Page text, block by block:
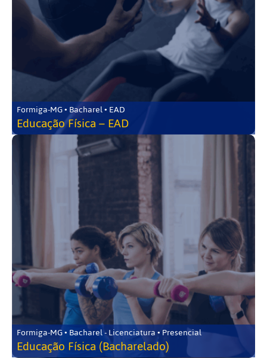
Formiga-MG • Bacharel • EAD
Educação Física – EAD
Formiga-MG • Bacharel - Licenciatura • Presencial
Educação Física (Bacharelado)